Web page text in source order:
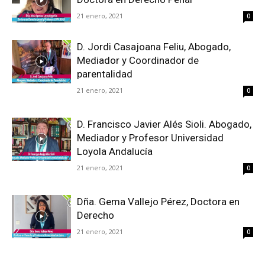
21 enero, 2021 0
D. Jordi Casajoana Feliu, Abogado,
Mediador y Coordinador de
parentalidad
21 enero, 2021 0
D. Francisco Javier Alés Sioli. Abogado,
Mediador y Profesor Universidad
Loyola Andalucía
21 enero, 2021 0
Dña. Gema Vallejo Pérez, Doctora en
Derecho
21 enero, 2021 0